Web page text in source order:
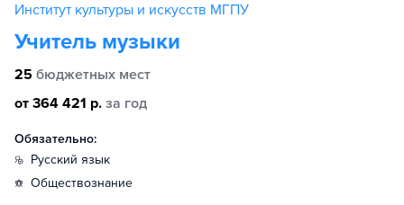
Институт культуры и искусств МГПУ
Учитель музыки
25 бюджетных мест
от 364 421 р. за год
Обязательно:
русский язык
обществознание